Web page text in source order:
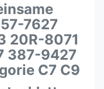
7627
20R-8071
387-9427
C7 C9